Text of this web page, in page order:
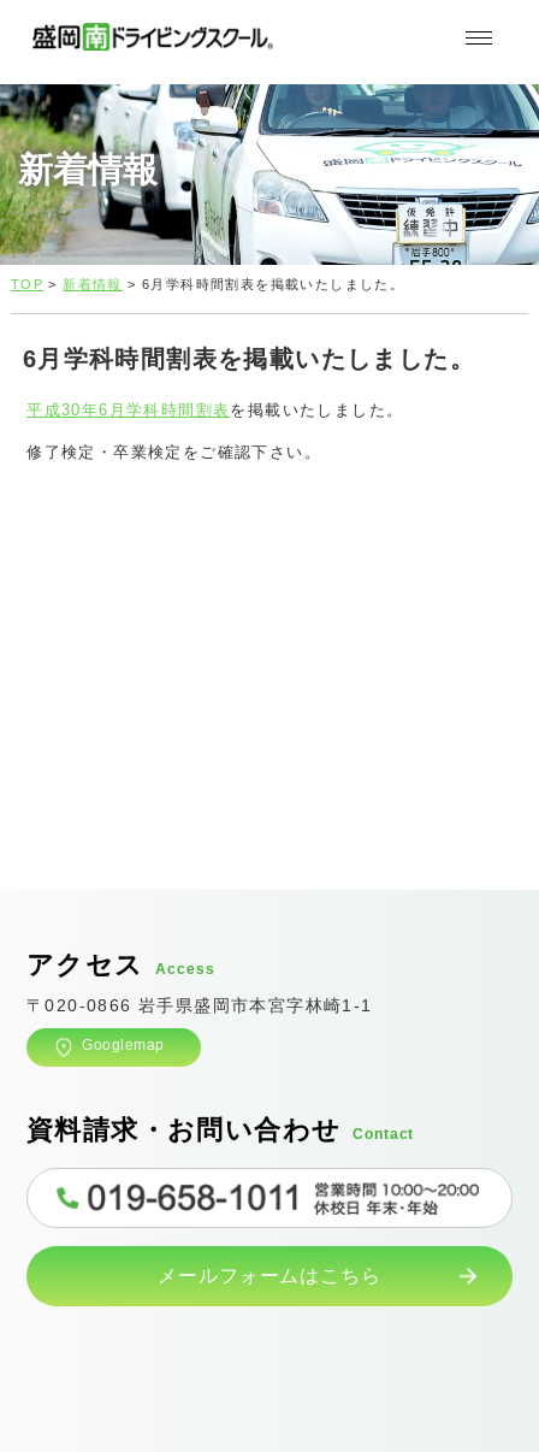
新着情報
TOP > 新着情報 > 6月学科時間割表を掲載いたしました。
6月学科時間割表を掲載いたしました。
平成30年6月学科時間割表を掲載いたしました。
修了検定・卒業検定をご確認下さい。
アクセス Access
〒020-0866 岩手県盛岡市本宮字林崎1-1
Googlemap
資料請求・お問い合わせ Contact
メールフォームはこちら